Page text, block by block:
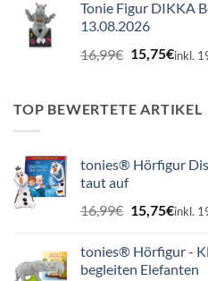
Tonie Figur DIKKA
13.08.2026
16,99€
16,99€
15,75€inkl.
TOP BEWERTETE ARTIKEL
tonies® Hörfigur
taut auf
16,99€
Preis
16,99€
15,75€inkl.
tonies® Hörfigur -
begleiten Elefanten